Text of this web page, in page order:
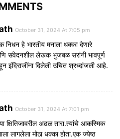
October 31, 2024 At 7:05 pm
निधन हे भारतीय मनाला धक्का देणारे
संवेदनशील लेखक भुजबळ सरांनी भावपूर्ण
इंदिराजींना दिलेली उचित श्रध्दांजली आहे.
October 31, 2024 At 7:01 pm
क्षितिजावरील अढळ तारा.त्यांचे आकस्मिक
लागलेला मोठा धक्का होता.एक ज्येष्ठ